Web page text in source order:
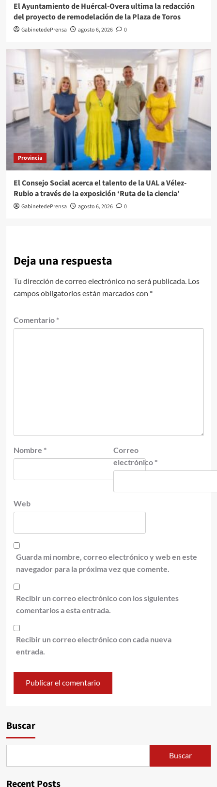
El Ayuntamiento de Huércal-Overa ultima la redacción
del proyecto de remodelación de la Plaza de Toros
GabinetedePrensa agosto 6, 2026 0
Provincia
El Consejo Social acerca el talento de la UAL a Vélez-
Rubio a través de la exposición ‘Ruta de la ciencia’
GabinetedePrensa agosto 6, 2026 0
Deja una respuesta
Tu dirección de correo electrónico no será publicada. Los
campos obligatorios están marcados con *
Comentario *
Nombre *
Correo
electrónico *
Web
Guarda mi nombre, correo electrónico y web en este
navegador para la próxima vez que comente.
Recibir un correo electrónico con los siguientes
comentarios a esta entrada.
Recibir un correo electrónico con cada nueva
entrada.
Buscar
Buscar
Recent Posts